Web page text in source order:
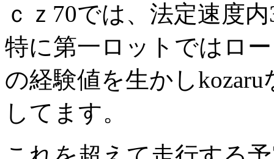
ｃｚ70では、法定速度
特に第一ロットではロ
の経験値を生かし
してます。